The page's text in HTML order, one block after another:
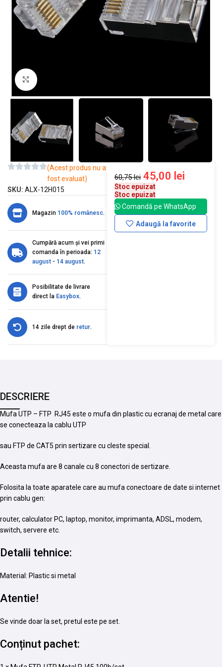
Mărește imaginea
(Acest produs nu a
fost evaluat)
SKU: ALX-12H015
Magazin 100% românesc.
Cumpără acum și vei primi
comanda în perioada: 12
august - 14 august.
Posibilitate de livrare
direct la Easybox.
14 zile drept de retur.
60,75lei 45,00 lei
Stoc epuizat
Stoc epuizat
Comandă pe WhatsApp
Adaugă la favorite
DESCRIERE
Mufa UTP – FTP RJ45 este o mufa din plastic cu ecranaj de metal care
se conecteaza la cablu UTP
sau FTP de CAT5 prin sertizare cu cleste special.
Aceasta mufa are 8 canale cu 8 conectori de sertizare.
Folosita la toate aparatele care au mufa conectoare de date si internet
prin cablu gen:
router, calculator PC, laptop, monitor, imprimanta, ADSL, modem,
switch, servere etc.
Detalii tehnice:
Material: Plastic si metal
Atentie!
Se vinde doar la set, pretul este pe set.
Conținut pachet: